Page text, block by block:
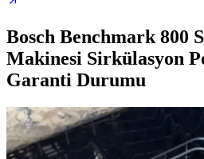
Bosch Benchmark 800
Makinesi Sirkülasyon
Garanti Durumu